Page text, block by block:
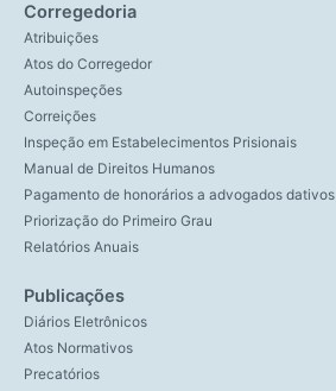
Corregedoria
Atribuições
Atos do Corregedor
Autoinspeções
Correições
Inspeção em Estabelecimentos Prisionais
Manual de Direitos Humanos
Pagamento de honorários a advogados dativos
Priorização do Primeiro Grau
Relatórios Anuais
Publicações
Diários Eletrônicos
Atos Normativos
Precatórios